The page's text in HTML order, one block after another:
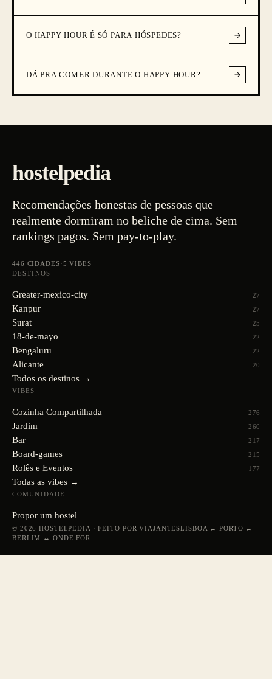
O HAPPY HOUR É SÓ PARA HÓSPEDES?
DÁ PRA COMER DURANTE O HAPPY HOUR?
hostelpedia
Recomendações honestas de pessoas que
realmente dormiram no beliche de cima. Sem
rankings pagos. Sem pay-to-play.
446 CIDADES·5 VIBES
DESTINOS
Greater-mexico-city 27
Kanpur 27
Surat 25
18-de-mayo 22
Bengaluru 22
Alicante 20
Todos os destinos →
VIBES
Cozinha Compartilhada 276
Jardim 260
Bar 217
Board-games 215
Rolês e Eventos 177
Todas as vibes →
COMUNIDADE
Propor um hostel
© 2026 HOSTELPEDIA · FEITO POR VIAJANTESLISBOA ↔ PORTO ↔
BERLIM ↔ ONDE FOR